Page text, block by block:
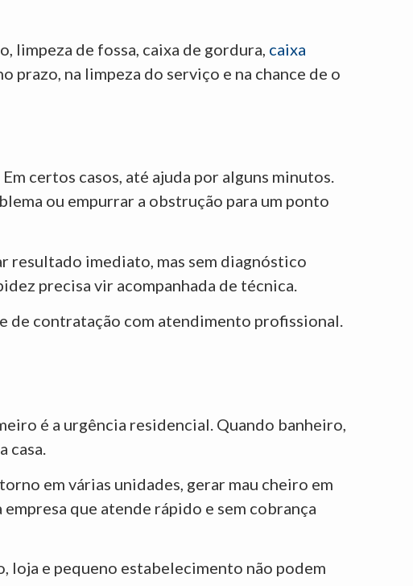
limpeza de fossa, caixa de gordura, caixa
prazo, na limpeza do serviço e na chance de o
certos casos, até ajuda por alguns minutos.
ou empurrar a obstrução para um ponto
resultado imediato, mas sem diagnóstico
precisa vir acompanhada de técnica.
de contratação com atendimento profissional.
é a urgência residencial. Quando banheiro,
em várias unidades, gerar mau cheiro em
que atende rápido e sem cobrança
loja e pequeno estabelecimento não podem